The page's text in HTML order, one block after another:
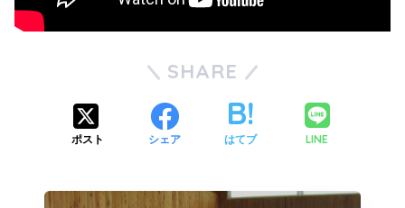
SHARE
ポスト シェア はてブ LINE